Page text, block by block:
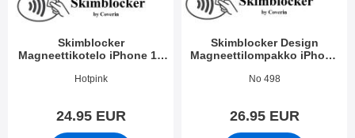
Skimblocker
Magneettikotelo iPhone 13
Tuote.nro 41826
Hotpink
24.95 EUR
Skimblocker Design
Magneettilompakko iPhone
Tuote.nro 41833
No 498
26.95 EUR